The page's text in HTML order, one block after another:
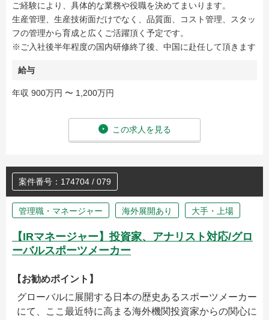
ご経験により、具体的な業務や役職を決めてまいります。
生産管理、生産技術面だけでなく、品質面、コスト管理、スタッ
フの管理から育成と広くご活躍頂く予定です。
※ご入社後半年程度の国内研修終了後、中国に赴任して頂きます
給与
年収 900万円 〜 1,200万円
この求人を見る
案件番号：174704 / 079
管理職・マネージャー 海外展開あり 大手・上場
【IRマネージャー】投資家、アナリスト対応/グロ
ーバルスポーツメーカー
【お勧めポイント】
グローバルに展開する日本の歴史あるスポーツメーカー
にて、ここ最近特に高まる海外機関投資家からの関心に